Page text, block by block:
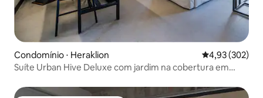
Condomínio ⋅ Heraklion 4,93 de uma
4,93 (302)
Suíte Urban Hive Deluxe com jardim na cobertura em